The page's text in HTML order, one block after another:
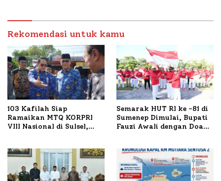
Petelur di Desa Bataal
Timur
Rekomendasi untuk kamu
103 Kafilah Siap
Ramaikan MTQ KORPRI
VIII Nasional di Sulsel,
Semarak HUT RI ke -81 di
Sumenep Dimulai, Bupati
Fauzi Awali dengan Doa